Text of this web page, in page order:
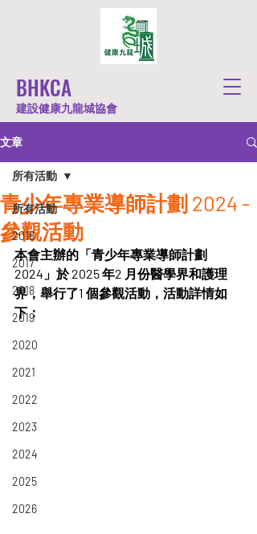
BHKCA
建設健康九龍城協會
文章
所有活動
2016
2017
2018
2019
2020
2021
2022
2023
2024
2025
2026
所有活動
青少年專業導師計劃 2024 -
參觀活動
本會主辦的「青少年專業導師計劃
2024」於 2025 年2 月份醫學界和護理
界，舉行了1 個參觀活動，活動詳情如
下：